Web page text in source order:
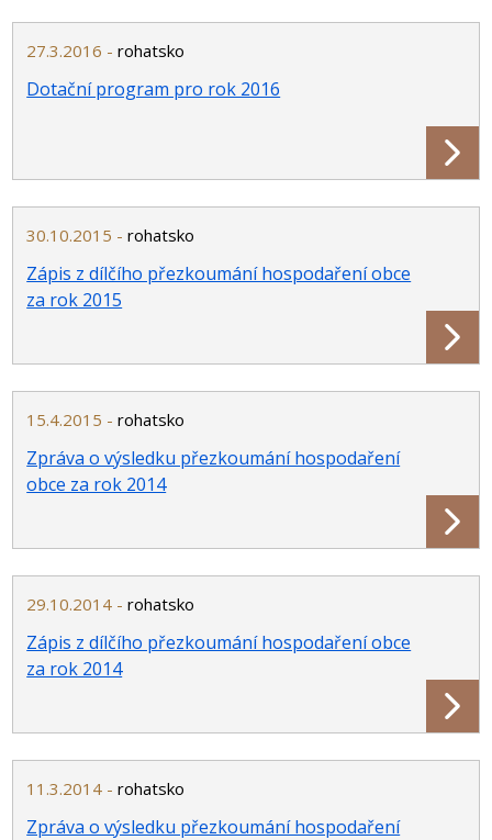
Dotační program pro rok 2016
27.3.2016 -rohatsko
Zápis z dílčího přezkoumání hospodaření obce
za rok 2015
30.10.2015 -rohatsko
Zpráva o výsledku přezkoumání hospodaření
obce za rok 2014
15.4.2015 -rohatsko
Zápis z dílčího přezkoumání hospodaření obce
za rok 2014
29.10.2014 -rohatsko
Zpráva o výsledku přezkoumání hospodaření
11.3.2014 -rohatsko